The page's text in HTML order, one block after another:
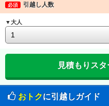
必須 引越し人数
▼大人
おトクに引越しガイド